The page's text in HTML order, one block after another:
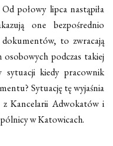
połowy lipca nastąpiła
one bezpośrednio
to zwracają
osobowych podczas takiej
sytuacji kiedy pracownik
Sytuację tę wyjaśnia
z Kancelarii Adwokatów i
w Katowicach.